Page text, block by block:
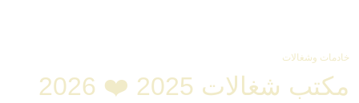
خادمات وشغالات
مكتب شغالات 2025 ❤️ 2026